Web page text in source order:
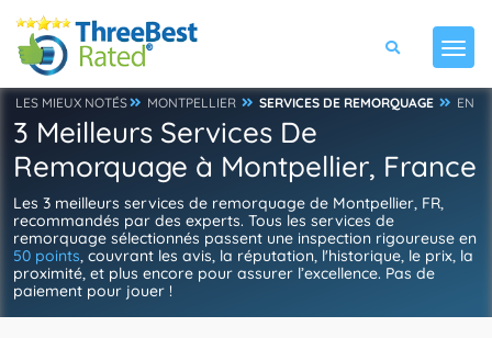
LES MIEUX NOTÉS MONTPELLIER SERVICES DE REMORQUAGE EN
3 Meilleurs Services De
Remorquage à Montpellier, France
Les 3 meilleurs services de remorquage de Montpellier, FR,
recommandés par des experts. Tous les services de
remorquage sélectionnés passent une inspection rigoureuse en
50 points, couvrant les avis, la réputation, l'historique, le prix, la
proximité, et plus encore pour assurer l’excellence. Pas de
paiement pour jouer !